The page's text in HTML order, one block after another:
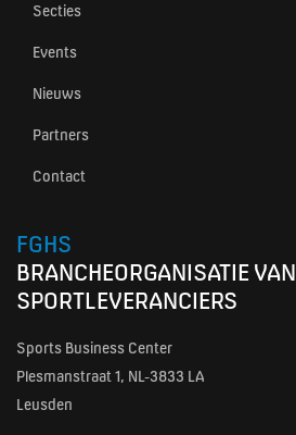
Secties
Events
Nieuws
Partners
Contact
FGHS
BRANCHEORGANISATIE VAN
SPORTLEVERANCIERS
Sports Business Center
Plesmanstraat 1, NL-3833 LA
Leusden